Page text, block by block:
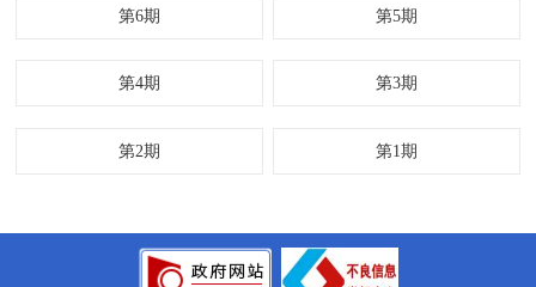
第6期 第5期
第4期 第3期
第2期 第1期